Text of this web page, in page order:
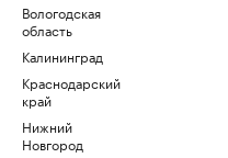
Вологодская
область
Калининград
Краснодарский
край
Нижний
Новгород